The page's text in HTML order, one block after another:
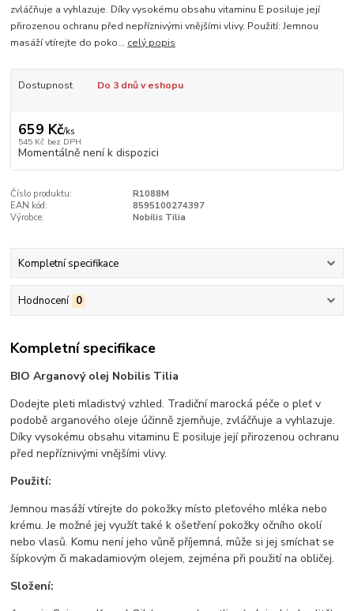
zvláčňuje a vyhlazuje. Díky vysokému obsahu vitaminu E posiluje její
přirozenou ochranu před nepříznivými vnějšími vlivy. Použití: Jemnou
masáží vtírejte do poko... celý popis
Dostupnost Do 3 dnů v eshopu
659 Kč/ks
545 Kč bez DPH
Momentálně není k dispozici
Číslo produktu:
R1088M
EAN kód:
8595100274397
Výrobce:
Nobilis Tilia
Kompletní specifikace
Hodnocení 0
Kompletní specifikace
BIO Arganový olej Nobilis Tilia
Dodejte pleti mladistvý vzhled. Tradiční marocká péče o pleť v
podobě arganového oleje účinně zjemňuje, zvláčňuje a vyhlazuje.
Díky vysokému obsahu vitaminu E posiluje její přirozenou ochranu
před nepříznivými vnějšími vlivy.
Použití:
Jemnou masáží vtírejte do pokožky místo pleťového mléka nebo
krému. Je možné jej využít také k ošetření pokožky očního okolí
nebo vlasů. Komu není jeho vůně příjemná, může si jej smíchat se
šípkovým či makadamiovým olejem, zejména při použití na obličej.
Složení: